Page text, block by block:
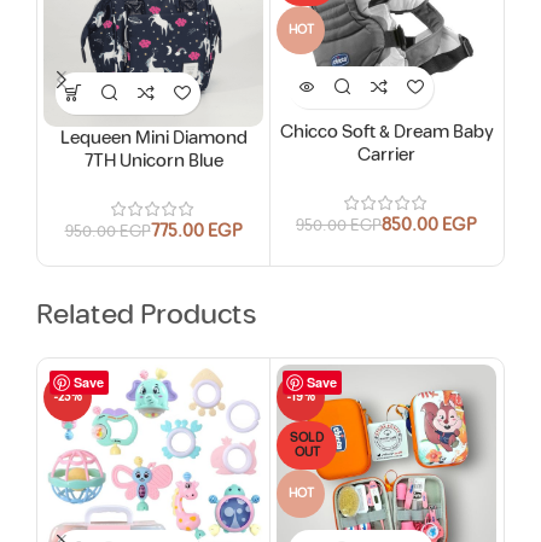
Lequeen Mini Diamond
7TH Unicorn Blue
950.00EGP775.00EGP
HOT
Chicco Soft & Dream Baby
Carrier
950.00EGP850.00EGP
Related Products
Save
-23%
Save
-19%
SOLD
OUT
HOT